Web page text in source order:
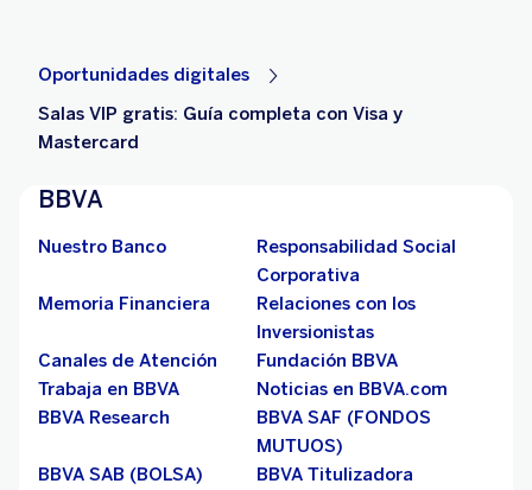
Oportunidades digitales
Salas VIP gratis: Guía completa con Visa y
Mastercard
BBVA
Nuestro Banco
Responsabilidad Social
Corporativa
Memoria Financiera
Relaciones con los
Inversionistas
Canales de Atención
Fundación BBVA
Trabaja en BBVA
Noticias en BBVA.com
BBVA Research
BBVA SAF (FONDOS
MUTUOS)
BBVA SAB (BOLSA)
BBVA Titulizadora